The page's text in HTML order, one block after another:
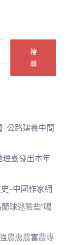
搜
尋
公路建養中間
理臺發出本年
–中國作家網
球迷險些“喝
農惠農富農專